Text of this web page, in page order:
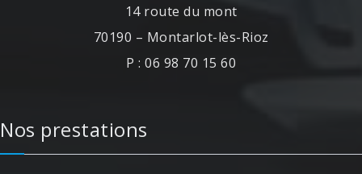
14 route du mont
70190 – Montarlot-lès-Rioz
P : 06 98 70 15 60
Nos prestations